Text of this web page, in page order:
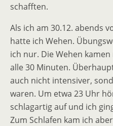
schafften.
Als ich am 30.12. abends
hatte ich Wehen.
ich nur. Die Wehen
alle 30 Minuten.
auch nicht intensiver,
waren. Um etwa 23 Uhr
schlagartig auf und ich
Zum Schlafen kam ich